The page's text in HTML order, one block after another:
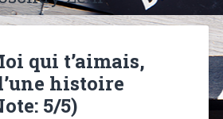
qui t’aimais,
histoire
5/5)